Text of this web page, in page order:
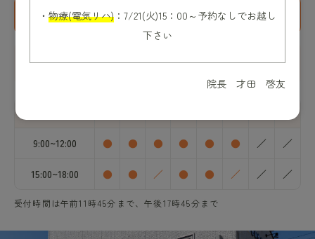
078-962-8527 WEB 予約
駐輪場あり
9:00~12:00 ● ● ● ● ● ● ／ ／
15:00~18:00 ● ● ／ ● ● ／ ／ ／
受付時間は午前11時45分まで、午後17時45分まで
・ 物療(電気リハ) ：7/21(火)15：00～予約なしでお越し
下さい
院長 才田 啓友